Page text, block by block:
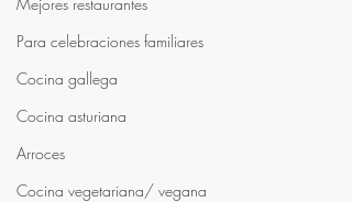
Para celebraciones familiares
Cocina gallega
Cocina asturiana
Arroces
Cocina vegetariana/ vegana